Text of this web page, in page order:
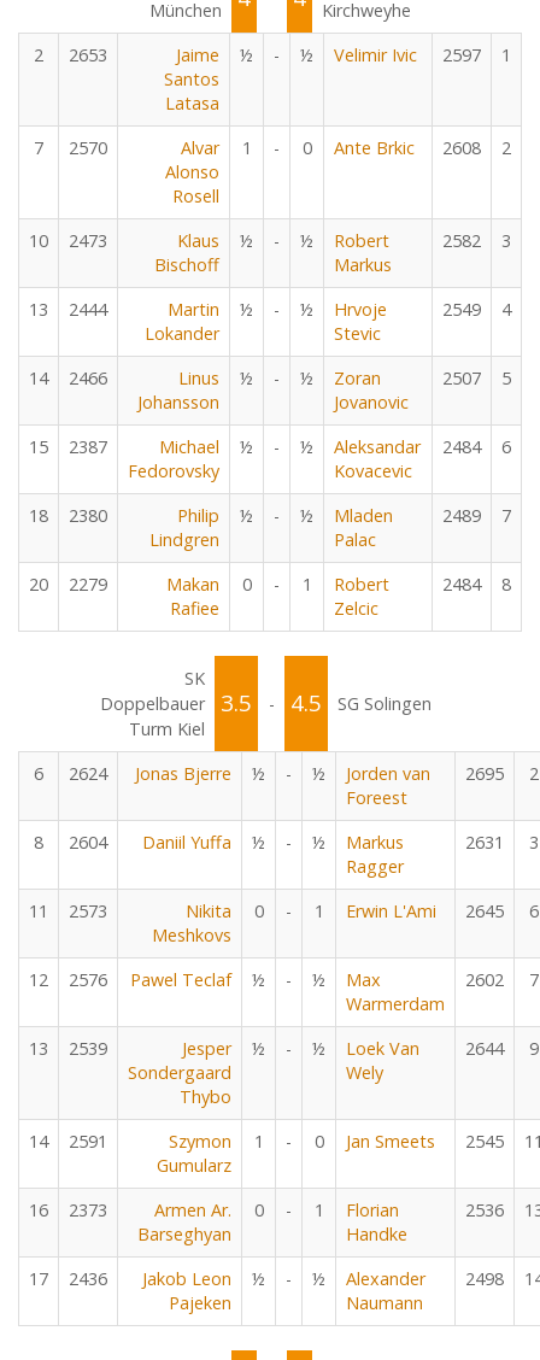
München
Kirchweyhe
2
2653
Jaime
Santos
Latasa
½ - ½ Velimir Ivic 2597 1
7 2570
Alvar
Alonso
Rosell
1 - 0 Ante Brkic 2608 2
10 2473
Klaus
Bischoff
½ - ½
Robert
Markus
2582 3
13 2444
Martin
Lokander
½ - ½
Hrvoje
Stevic
2549 4
14 2466
Linus
Johansson
½ - ½
Zoran
Jovanovic
2507 5
15 2387
Michael
Fedorovsky
½ - ½
Aleksandar
Kovacevic
2484 6
18 2380
Philip
Lindgren
½ - ½
Mladen
Palac
2489 7
20 2279
Makan
Rafiee
0 - 1
Robert
Zelcic
2484 8
SK
Doppelbauer
Turm Kiel
3.5 - 4.5 SG Solingen
6 2624 Jonas Bjerre ½ - ½
Jorden van
Foreest
2695 2
8 2604 Daniil Yuffa ½ - ½
Markus
Ragger
2631 3
11 2573
Nikita
Meshkovs
0 - 1 Erwin L'Ami 2645 6
12 2576 Pawel Teclaf ½ - ½
Max
Warmerdam
2602 7
13 2539
Jesper
Sondergaard
Thybo
½ - ½
Loek Van
Wely
2644 9
14 2591
Szymon
Gumularz
1 - 0 Jan Smeets 2545
16 2373
Armen Ar.
Barseghyan
0 - 1
Florian
Handke
2536
17 2436
Jakob Leon
Pajeken
½ - ½
Alexander
Naumann
2498